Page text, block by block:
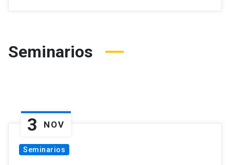
Seminarios
3 NOV
Seminarios